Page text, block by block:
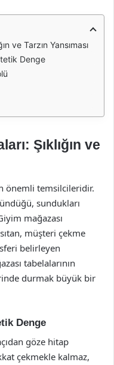
ve Tarzın Yansıması
Denge
Şıklığın ve
önemli temsilcileridir.
sundukları
mağazası
müşteri çekme
belirleyen
tabelalarının
durmak büyük bir
Denge
göze hitap
çekmekle kalmaz,